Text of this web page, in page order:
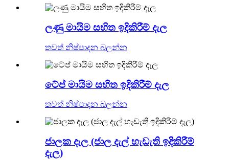
ලණු මායිම සහිත ඉදිකිරීම් දැල
තවත් නිෂ්පාදන බලන්න
ටේප් මායිම සහිත ඉදිකිරීම් දැල
තවත් නිෂ්පාදන බලන්න
ජාලක දැල (ජාල දැල් හැඩැති ඉදිකිරීම්
දැල)